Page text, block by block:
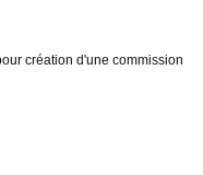
création d'une commission